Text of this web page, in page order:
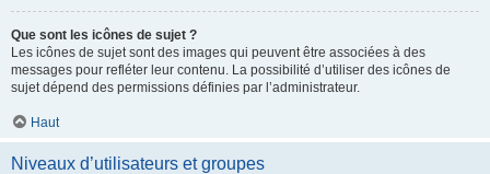
Que sont les icônes de sujet ?
Les icônes de sujet sont des images qui peuvent être associées à des
messages pour refléter leur contenu. La possibilité d’utiliser des icônes de
sujet dépend des permissions définies par l’administrateur.
Haut
Niveaux d’utilisateurs et groupes